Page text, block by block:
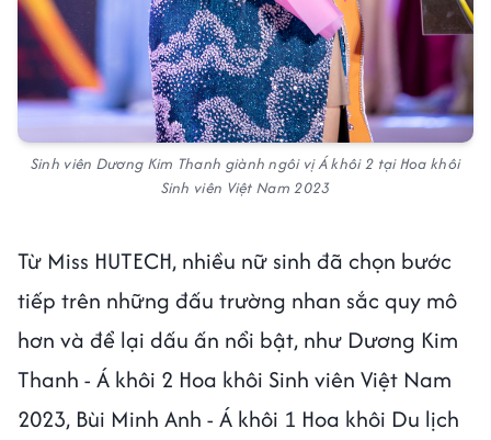
Sinh viên Dương Kim Thanh giành ngôi vị Á khôi 2 tại Hoa khôi
Sinh viên Việt Nam 2023
Từ Miss HUTECH, nhiều nữ sinh đã chọn bước
tiếp trên những đấu trường nhan sắc quy mô
hơn và để lại dấu ấn nổi bật, như Dương Kim
Thanh - Á khôi 2 Hoa khôi Sinh viên Việt Nam
2023, Bùi Minh Anh - Á khôi 1 Hoa khôi Du lịch